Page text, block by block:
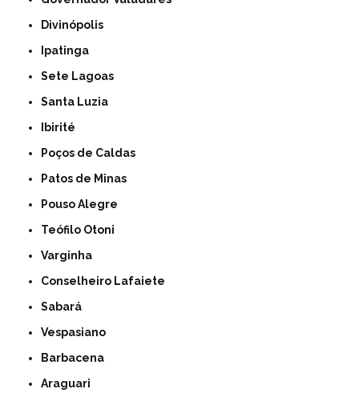
Divinópolis
Ipatinga
Sete Lagoas
Santa Luzia
Ibirité
Poços de Caldas
Patos de Minas
Pouso Alegre
Teófilo Otoni
Varginha
Conselheiro Lafaiete
Sabará
Vespasiano
Barbacena
Araguari